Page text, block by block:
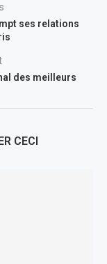
ses relations
des meilleurs
CECI